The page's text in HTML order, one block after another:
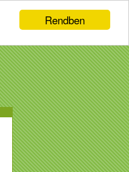
Rendben